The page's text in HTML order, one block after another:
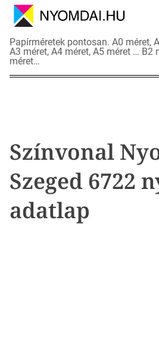
N
y
o
m
d
t
a
Papírméretek pontosan. A0 méret,
A3 méret, A4 méret, A5 méret … B2
méret…
Színvonal
Szeged 6722
adatlap